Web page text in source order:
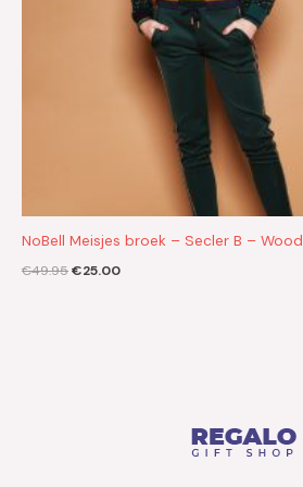
NoBell Meisjes broek – Secler B – Wood
€49.95€25.00